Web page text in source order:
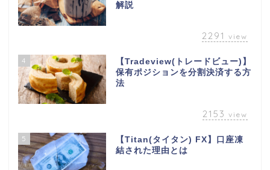
解説
2291 view
4
【Tradeview(トレードビュー)】
保有ポジションを分割決済する方
法
2153 view
5
【Titan(タイタン) FX】口座凍
結された理由とは